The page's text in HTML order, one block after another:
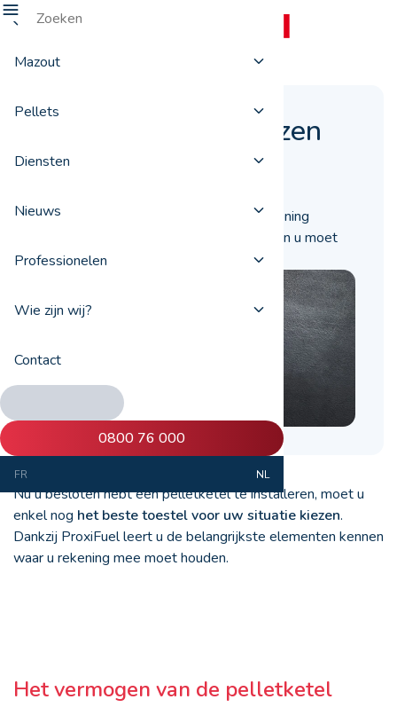
Mazout
Pellets
Diensten
Nieuws
Professionelen
Wie zijn wij?
Contact
0800 76 000
FR NL
Een pelletketel kiezen
12 juni 2019
Wilt u een nieuwe pelletketel in uw woning
plaatsen? Ontdek hier dan alles waaraan u moet
denken voor u een toestel koopt.
Nu u besloten hebt een pelletketel te installeren, moet u
enkel nog het beste toestel voor uw situatie kiezen.
Dankzij ProxiFuel leert u de belangrijkste elementen kennen
waar u rekening mee moet houden.
Het vermogen van de pelletketel